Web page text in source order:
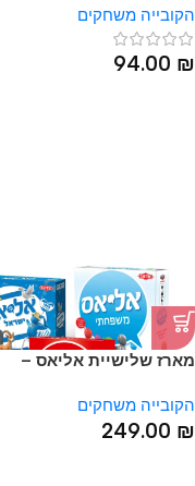
הקובייה משחקים
94.00 ₪
מארז שלישיית אליאס –
הקובייה משחקים
249.00 ₪